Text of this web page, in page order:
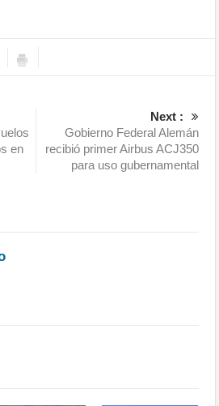
en
Next :
Gobierno Federal Alemán
recibió primer Airbus ACJ350
para uso gubernamental